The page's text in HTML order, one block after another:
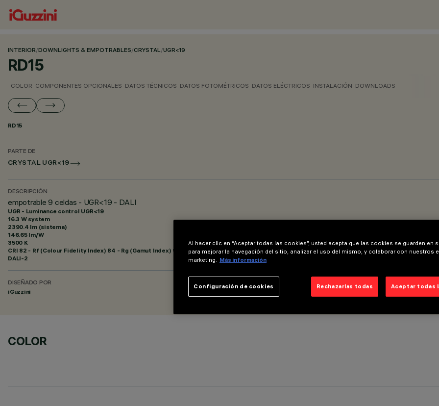
INTERIOR/DOWNLIGHTS & EMPOTRABLES/CRYSTAL/UGR<19
RD15
COLOR COMPONENTES OPCIONALES DATOS TÉCNICOS DATOS FOTOMÉTRICOS DATOS ELÉCTRICOS INSTALACIÓN DOWNLOADS
RD15
PARTE DE
CRYSTAL UGR<19
DESCRIPCIÓN
empotrable 9 celdas - UGR<19 - DALI
UGR - Luminance control UGR<19
16.3 W system
2390.4 lm (sistema)
146.65 lm/W
3500 K
CRI 82 - Rf (Colour Fidelity Index) 84 - Rg (Gamut Index) 94
DALI-2
DISEÑADO POR
iGuzzini
COLOR
Al hacer clic en “Aceptar todas las cookies”, usted acepta que las cookies se guarden en
para mejorar la navegación del sitio, analizar el uso del mismo, y colaborar con nuestros
marketing. Más información
Rechazarlas todas Aceptar todas
Configuración de cookies